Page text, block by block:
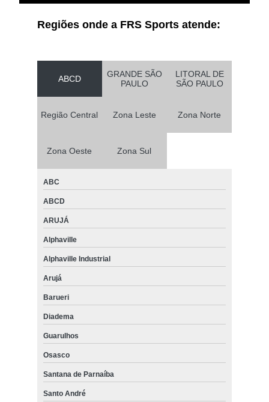
Regiões onde a FRS Sports atende:
ABCD
GRANDE SÃO
PAULO
LITORAL DE
SÃO PAULO
Região Central Zona Leste Zona Norte
Zona Oeste Zona Sul
ABC
ABCD
ARUJÁ
Alphaville
Alphaville Industrial
Arujá
Barueri
Diadema
Guarulhos
Osasco
Santana de Parnaíba
Santo André